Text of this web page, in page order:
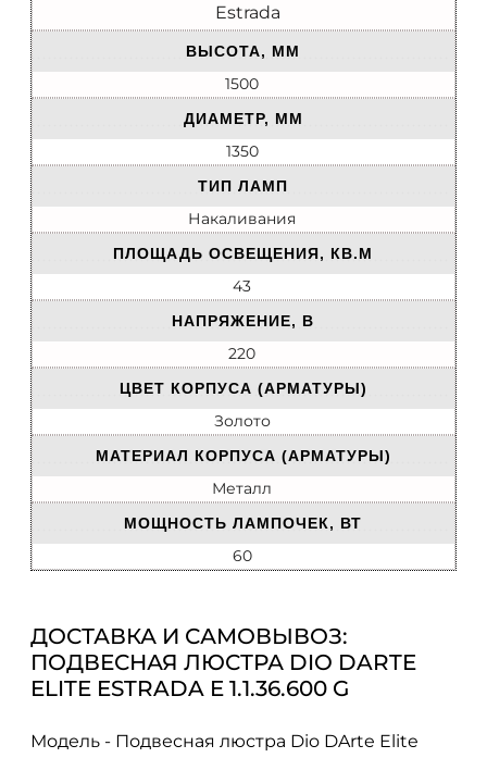
Estrada
ВЫСОТА, ММ
1500
ДИАМЕТР, ММ
1350
ТИП ЛАМП
Накаливания
ПЛОЩАДЬ ОСВЕЩЕНИЯ, КВ.М
43
НАПРЯЖЕНИЕ, В
220
ЦВЕТ КОРПУСА (АРМАТУРЫ)
Золото
МАТЕРИАЛ КОРПУСА (АРМАТУРЫ)
Металл
МОЩНОСТЬ ЛАМПОЧЕК, ВТ
60
ДОСТАВКА И САМОВЫВОЗ:
ПОДВЕСНАЯ ЛЮСТРА DIO DARTE
ELITE ESTRADA E 1.1.36.600 G
Модель - Подвесная люстра Dio DArte Elite